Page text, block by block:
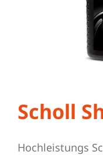
Scholl
Hochleistungs